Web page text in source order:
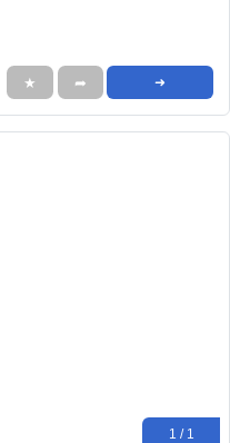
★ ➦ ➜
1 / 1